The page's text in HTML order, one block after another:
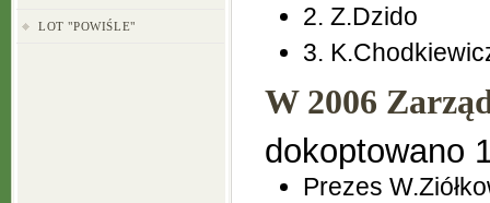
LOT "POWIŚLE"
2. Z.Dzido
3.
W 2006
dokoptowano
Prezes